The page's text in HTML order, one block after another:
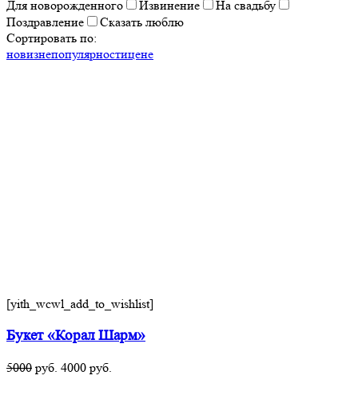
Для новорожденного
Извинение
На свадьбу
Поздравление
Сказать люблю
Сортировать по:
новизнепопулярностицене
[yith_wcwl_add_to_wishlist]
Букет «Корал Шарм»
5000 руб. 4000 руб.